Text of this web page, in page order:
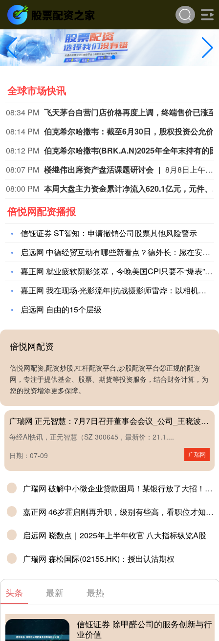
全球市场快讯
08:34 PM
08:14 PM
08:12 PM
08:07 PM 楼继伟出席资产盘活课题研讨会
8月8日上午，全球财富管理论坛在京召开“地方国有存量资产盘活进展、难点与策略”课题研讨会，楼继伟出席会议并做总结发言。楼继伟在发言中表示，盘活国有资产既是近期的当务之急，也是一项长期性的战略任务。当前我国GDP平减指数阶段性承压走低，财政维持紧平衡格局的压力持续攀升；我国税收结构以间接税为主体，税收收入增速显著弱于名义GDP增速，财政内生增收动能受限。叠加土地财政收入大幅收缩，地方隐性债务化解、长期限国债常态化发行带来的利息支出刚性上涨，收支两端压力持续凸显。综合多重现实约束来看，国有存量资产盘活并非短期应急手段，而是一项需要常态化、长效化推进的重点工作。（全球财富管理论坛）
08:00 PM
本周大盘主力资金累计净流入620.1亿元，元件、通信设备板块净流入
倍悦网配资播报
信钰证券 ST智知：申请撤销公司股票其他风险警示
启远网 中德经贸互动有哪些新看点？德外长：愿在安世半导体问
嘉正网 就业疲软阴影笼罩，今晚美国CPI只要不“爆表”，9
嘉正网 我在现场·光影流年|抗战摄影师雷烨：以相机纸笔做刀
启远网 自由的15个层级
倍悦网配资
倍悦网配资,配资炒股,杠杆配资平台,炒股配资平台②正规的配资
网，专注于提供基金、股票、期货等投资服务，结合财务计算，为
您的投资增添更多保障。
嘉正网 我在现场·光影流年|抗战摄影师雷烨：以相机纸笔做刀
枪_日军_潘家峪_民族
广瑞网 正元智慧：7月7日召开董事会会议_公司_王晓波_淮海战役
每经AI快讯，正元智慧（SZ 300645，最新价：21.1....
日期：07-09
广瑞网
广瑞网 破解中小微企业贷款困局！某银行放了大招！_融资_经营_政策
嘉正网 46岁霍启刚再升职，级别有些高，看职位才知道背后是谁在为他铺路_霍家正_家族_财富
启远网 晓数点｜2025年上半年收官 八大指标纵览A股
广瑞网 森松国际(02155.HK)：授出认沽期权
头条 最新 最热
信钰证券 除甲醛公司的服务创新与行
业价值